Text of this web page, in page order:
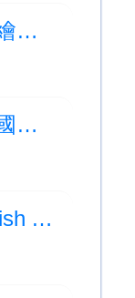
學校相片更新:香港花卉繪畫比賽
學校相片更新:五年級中國地理及歷史問答比賽
學校相片更新:LBC English Assembly